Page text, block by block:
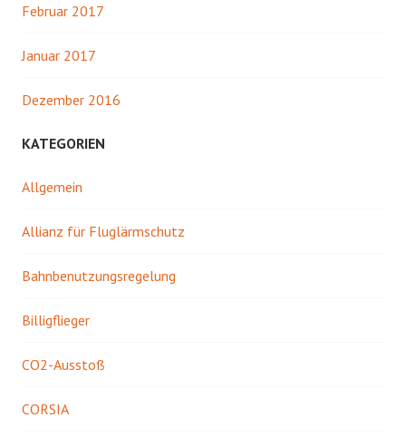
Februar 2017
Januar 2017
Dezember 2016
KATEGORIEN
Allgemein
Allianz für Fluglärmschutz
Bahnbenutzungsregelung
Billigflieger
CO2-Ausstoß
CORSIA